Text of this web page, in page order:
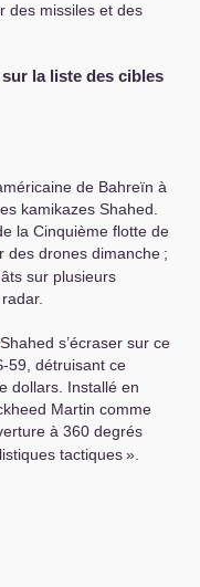
des missiles et des
la liste des cibles
de Bahreïn à
kamikazes Shahed.
la Cinquième flotte de
des drones dimanche ;
sur plusieurs
s’écraser sur ce
-59, détruisant ce
dollars. Installé en
Martin comme
à 360 degrés
tactiques».